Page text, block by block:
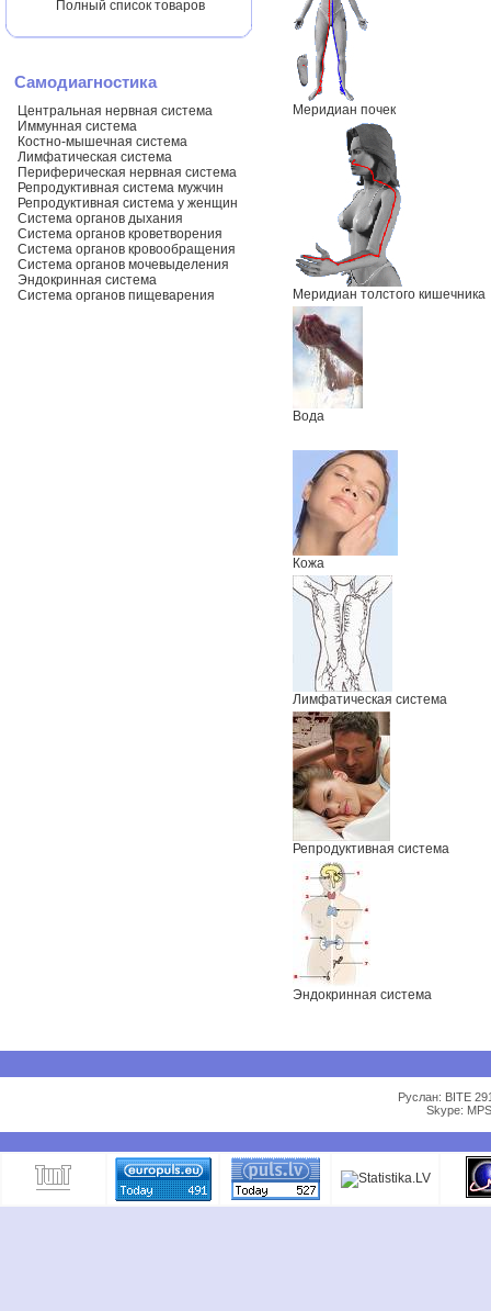
Полный список товаров
Самодиагностика
Центральная нервная система
Иммунная система
Костно-мышечная система
Лимфатическая система
Периферическая нервная система
Репродуктивная система мужчин
Репродуктивная система у женщин
Система органов дыхания
Система органов кроветворения
Система органов кровообращения
Система органов мочевыделения
Эндокринная система
Система органов пищеварения
Меридиан почек
Меридиан толстого кишечника
Вода
Кожа
Лимфатическая система
Репродуктивная система
Эндокринная система
Руслан: BITE
Skype: